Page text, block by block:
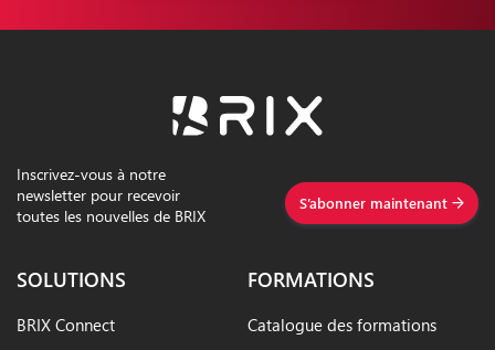
Inscrivez-vous à notre
newsletter pour recevoir
toutes les nouvelles de BRIX
S’abonner maintenant
SOLUTIONS
BRIX Connect
FORMATIONS
Catalogue des formations